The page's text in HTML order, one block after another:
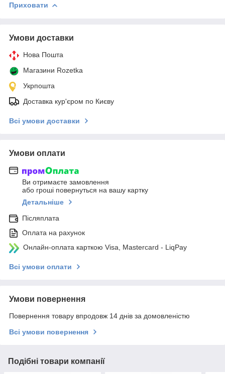
Приховати
Умови доставки
Нова Пошта
Магазини Rozetka
Укрпошта
Доставка кур'єром по Києву
Всі умови доставки
Умови оплати
Ви отримаєте замовлення
або гроші повернуться на вашу картку
Детальніше
Післяплата
Оплата на рахунок
Онлайн-оплата карткою Visa, Mastercard - LiqPay
Всі умови оплати
Умови повернення
Повернення товару впродовж 14 днів за домовленістю
Всі умови повернення
Подібні товари компанії